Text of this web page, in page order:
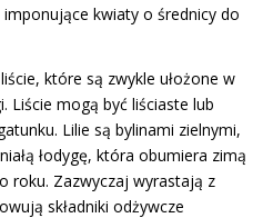
kwiaty o średnicy do
które są zwykle ułożone w
Liście mogą być liściaste lub
Lilie są bylinami zielnymi,
łodygę, która obumiera zimą
roku. Zazwyczaj wyrastają z
składniki odżywcze